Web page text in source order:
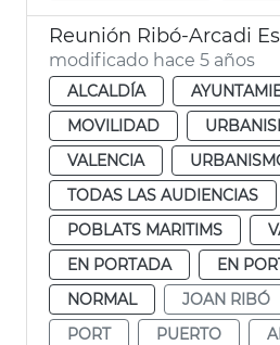
Reunión Ribó-Arcadi
modificado hace 5 años
ALCALDÍA
MOVILIDAD
VALENCIA
TODAS LAS AUDIENCIAS
POBLATS MARITIMS
EN PORTADA
EN
NORMAL
JOAN RIBÓ
PORT
PUERTO